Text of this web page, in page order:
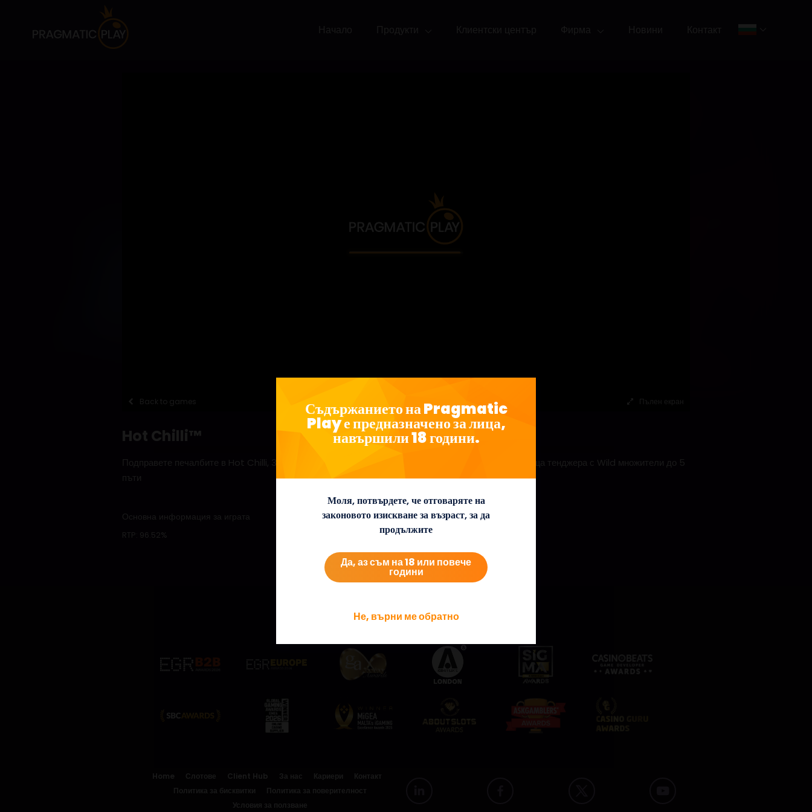
Back to games Пълен екран
Hot Chilli™
Подправете печалбите в Hot Chilli, 3×3, 9 линии, виртуално казино! Направете най-горещата гореща тенджера с Wild множители до 5
пъти
Основна информация за играта
RTP: 96.52%
Разгледайте някои от нашите награди!
Home Слотове Client Hub За нас Кариери
Контакт
Политика за бисквитки
Политика за поверителност
Условия за ползване
Съдържанието на Pragmatic
Play е предназначено за лица,
навършили 18 години.
Моля, потвърдете, че отговаряте на
законовото изискване за възраст, за да
продължите
Да, аз съм на 18 или повече
години
Не, върни ме обратно